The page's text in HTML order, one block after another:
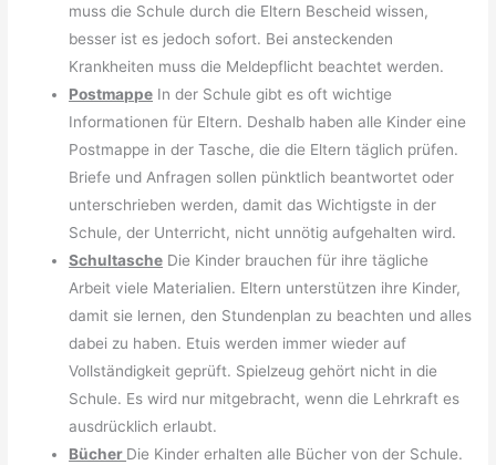
muss die Schule durch die Eltern Bescheid wissen,
besser ist es jedoch sofort. Bei ansteckenden
Krankheiten muss die Meldepflicht beachtet werden.
Postmappe In der Schule gibt es oft wichtige
Informationen für Eltern. Deshalb haben alle Kinder eine
Postmappe in der Tasche, die die Eltern täglich prüfen.
Briefe und Anfragen sollen pünktlich beantwortet oder
unterschrieben werden, damit das Wichtigste in der
Schule, der Unterricht, nicht unnötig aufgehalten wird.
Schultasche Die Kinder brauchen für ihre tägliche
Arbeit viele Materialien. Eltern unterstützen ihre Kinder,
damit sie lernen, den Stundenplan zu beachten und alles
dabei zu haben. Etuis werden immer wieder auf
Vollständigkeit geprüft. Spielzeug gehört nicht in die
Schule. Es wird nur mitgebracht, wenn die Lehrkraft es
ausdrücklich erlaubt.
Bücher Die Kinder erhalten alle Bücher von der Schule.